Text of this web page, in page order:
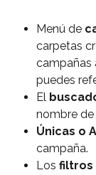
Menú de
carpetas
campañas
puedes
El
nombre
Únicas o
campaña.
Los filtros